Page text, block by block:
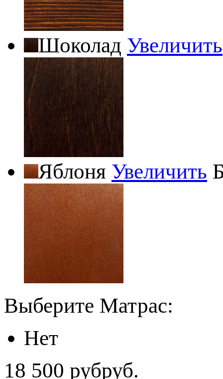
Шоколад Увеличить
Яблоня Увеличить
Выберите Матрас:
Нет
18 500 рубруб.